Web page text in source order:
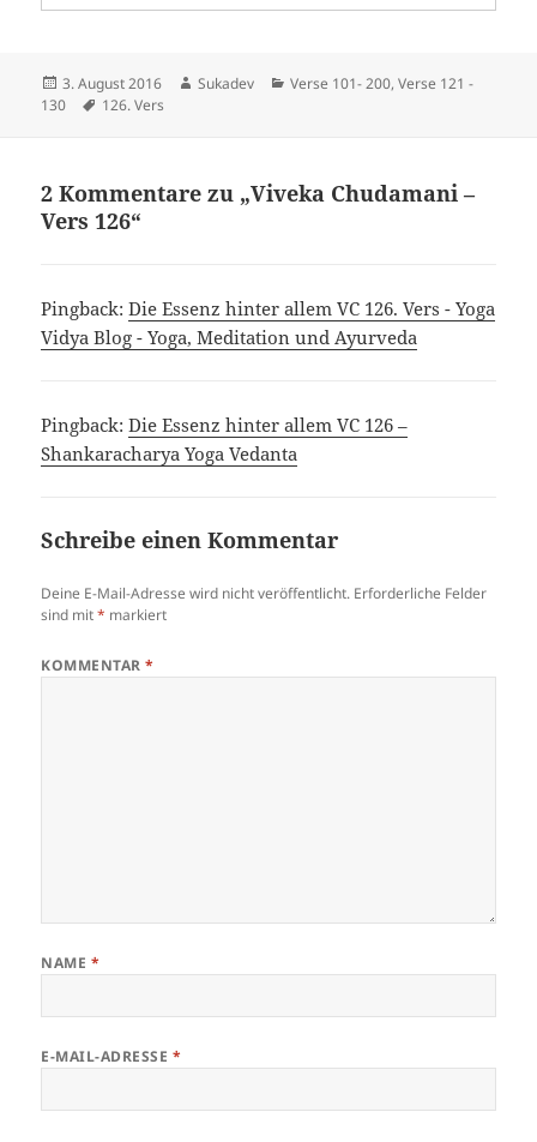
Veröffentlicht
am
3. August 2016 Autor
Sukadev Kategorien
Verse 101- 200,Verse 121 -
130
Schlagwörter
126. Vers
2 Kommentare zu „Viveka Chudamani –
Vers 126“
Pingback:Die Essenz hinter allem VC 126. Vers - Yoga
Vidya Blog - Yoga, Meditation und Ayurveda
Pingback:Die Essenz hinter allem VC 126 –
Shankaracharya Yoga Vedanta
Schreibe einen Kommentar
Deine E-Mail-Adresse wird nicht veröffentlicht. Erforderliche Felder
sind mit* markiert
KOMMENTAR*
NAME *
E-MAIL-ADRESSE *